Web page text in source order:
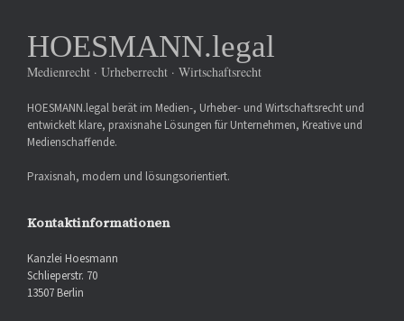
HOESMANN.legal
Medienrecht · Urheberrecht · Wirtschaftsrecht
HOESMANN.legal berät im Medien-, Urheber- und Wirtschaftsrecht und
entwickelt klare, praxisnahe Lösungen für Unternehmen, Kreative und
Medienschaffende.
Praxisnah, modern und lösungsorientiert.
Kontaktinformationen
Kanzlei Hoesmann
Schlieperstr. 70
13507 Berlin